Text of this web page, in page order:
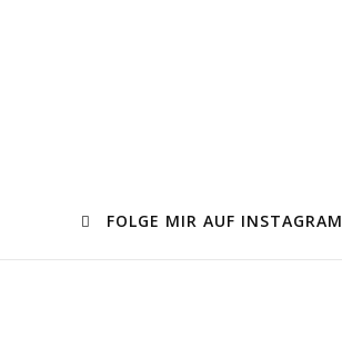
FOLGE MIR AUF INSTAGRAM